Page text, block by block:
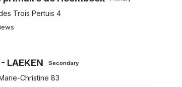
Trois Pertuis 4
- LAEKEN Secondary
Christine 83